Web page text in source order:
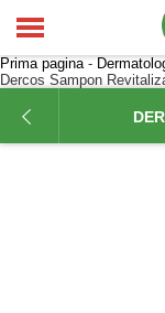
Prima pagina-
Dercos Sampon